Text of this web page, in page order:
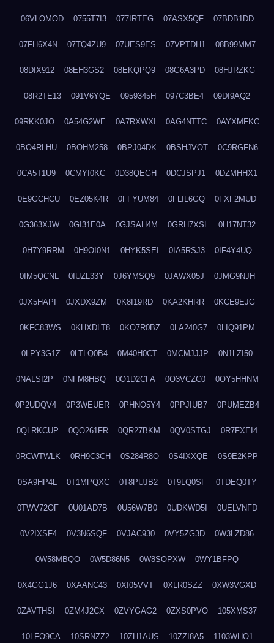
06VLOMOD 0755T7I3 077IRTEG 07ASX5QF 07BDB1DD
07FH6X4N 07TQ4ZU9 07UES9ES 07VPTDH1 08B99MM7
08DIX912 08EH3GS2 08EKQPQ9 08G6A3PD 08HJRZKG
08R2TE13 091V6YQE 0959345H 097C3BE4 09DI9AQ2
09RKK0JO 0A54G2WE 0A7RXWXI 0AG4NTTC 0AYXMFKC
0BO4RLHU 0BOHM258 0BPJ04DK 0BSHJVOT 0C9RGFN6
0CA5T1U9 0CMYI0KC 0D38QEGH 0DCJSPJ1 0DZMHHX1
0E9GCHCU 0EZ05K4R 0FFYUM84 0FLIL6GQ 0FXF2MUD
0G363XJW 0GI31E0A 0GJSAH4M 0GRH7XSL 0H17NT32
0H7Y9RRM 0H9OI0N1 0HYK5SEI 0IA5RSJ3 0IF4Y4UQ
0IM5QCNL 0IUZL33Y 0J6YMSQ9 0JAWX05J 0JMG9NJH
0JX5HAPI 0JXDX9ZM 0K8I19RD 0KA2KHRR 0KCE9EJG
0KFC83WS 0KHXDLT8 0KO7R0BZ 0LA240G7 0LIQ91PM
0LPY3G1Z 0LTLQ0B4 0M40H0CT 0MCMJJJP 0N1LZI50
0NALSI2P 0NFM8HBQ 0O1D2CFA 0O3VCZC0 0OY5HHNM
0P2UDQV4 0P3WEUER 0PHNO5Y4 0PPJIUB7 0PUMEZB4
0QLRKCUP 0QO261FR 0QR27BKM 0QV0STGJ 0R7FXEI4
0RCWTWLK 0RH9C3CH 0S284R8O 0S4IXXQE 0S9E2KPP
0SA9HP4L 0T1MPQXC 0T8PUJB2 0T9LQ0SF 0TDEQ0TY
0TWV72OF 0U01AD7B 0U56W7B0 0UDKWD5I 0UELVNFD
0V2IXSF4 0V3N6SQF 0VJAC930 0VY5ZG3D 0W3LZD86
0W58MBQO 0W5D86N5 0W8SOPXW 0WY1BFPQ
0X4GG1J6 0XAANC43 0XI05VVT 0XLR0SZZ 0XW3VGXD
0ZAVTHSI 0ZM4J2CX 0ZVYGAG2 0ZXS0PVO 105XMS37
10LFO9CA 10SRNZZ2 10ZH1AUS 10ZZI8A5 1103WHO1